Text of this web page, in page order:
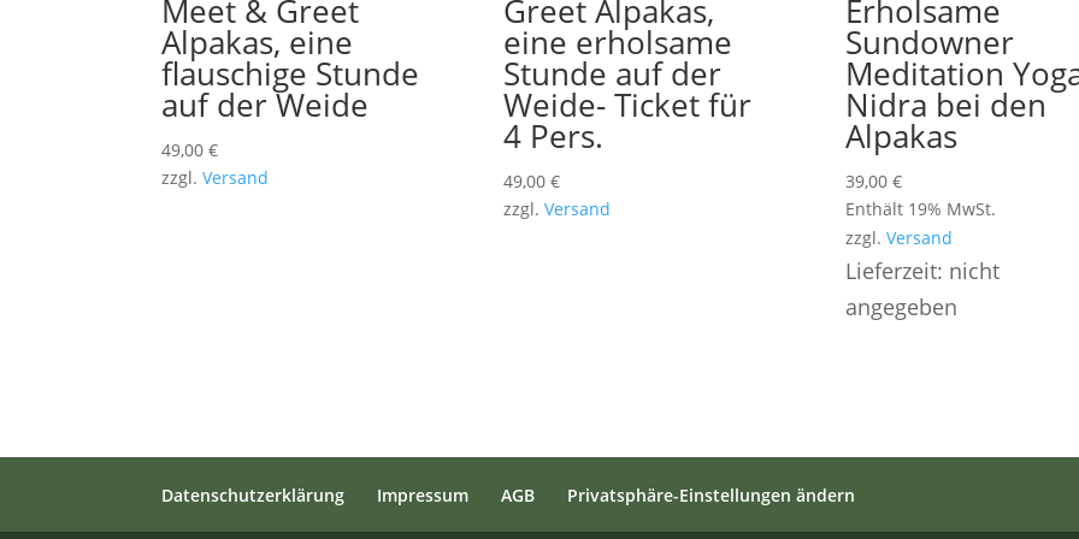
Meet & Greet
Alpakas, eine
flauschige Stunde
auf der Weide
49,00€
zzgl.Versand
Greet Alpakas,
eine erholsame
Stunde auf der
Weide- Ticket für
4 Pers.
49,00 €
zzgl. Versand
Erholsame
Sundowner
Meditation
Nidra bei den
Alpakas
39,00 €
Enthält 19% MwSt.
zzgl. Versand
Lieferzeit: nicht
angegeben
Datenschutzerklärung Impressum AGB Privatsphäre-Einstellungen ändern